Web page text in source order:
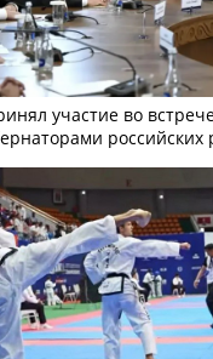
участие во
российских